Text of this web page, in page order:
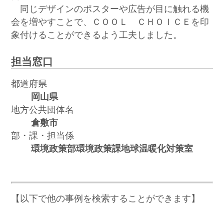
同じデザインのポスターや広告が目に触れる機
会を増やすことで、ＣＯＯＬ ＣＨＯＩＣＥを印
象付けることができるよう工夫しました。
担当窓口
都道府県
岡山県
地方公共団体名
倉敷市
部・課・担当係
環境政策部環境政策課地球温暖化対策室
【以下で他の事例を検索することができます】